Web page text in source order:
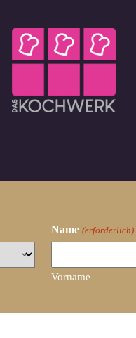
Name (erforderlich)
Vorname